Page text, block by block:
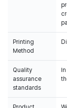
Printing
Method
Quality
assurance
standards